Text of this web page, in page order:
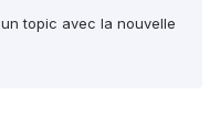
topic avec la nouvelle